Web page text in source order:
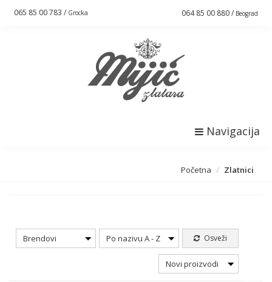
065 85 00 783 / Grocka 064 85 00 880 / Beograd
Navigacija
Početna Zlatnici
Osveži
Po nazivu A - Z
Brendovi
Novi proizvodi